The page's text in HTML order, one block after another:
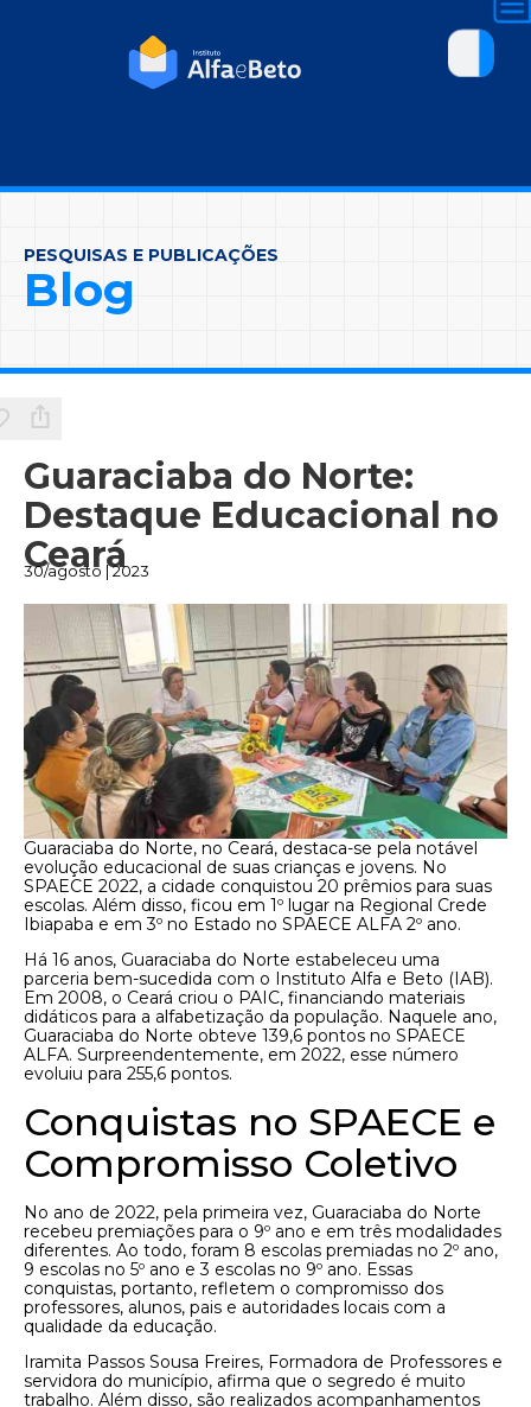
PESQUISAS E PUBLICAÇÕES
Blog
Guaraciaba do Norte:
Destaque Educacional no
Ceará
30/agosto | 2023
Guaraciaba do Norte, no Ceará, destaca-se pela notável
evolução educacional de suas crianças e jovens. No
SPAECE 2022, a cidade conquistou 20 prêmios para suas
escolas. Além disso, ficou em 1º lugar na Regional Crede
Ibiapaba e em 3º no Estado no SPAECE ALFA 2º ano.
Há 16 anos, Guaraciaba do Norte estabeleceu uma
parceria bem-sucedida com o Instituto Alfa e Beto (IAB).
Em 2008, o Ceará criou o PAIC, financiando materiais
didáticos para a alfabetização da população. Naquele ano,
Guaraciaba do Norte obteve 139,6 pontos no SPAECE
ALFA. Surpreendentemente, em 2022, esse número
evoluiu para 255,6 pontos.
Conquistas no SPAECE e
Compromisso Coletivo
No ano de 2022, pela primeira vez, Guaraciaba do Norte
recebeu premiações para o 9º ano e em três modalidades
diferentes. Ao todo, foram 8 escolas premiadas no 2º ano,
9 escolas no 5º ano e 3 escolas no 9º ano. Essas
conquistas, portanto, refletem o compromisso dos
professores, alunos, pais e autoridades locais com a
qualidade da educação.
Iramita Passos Sousa Freires, Formadora de Professores e
servidora do município, afirma que o segredo é muito
trabalho. Além disso, são realizados acompanhamentos